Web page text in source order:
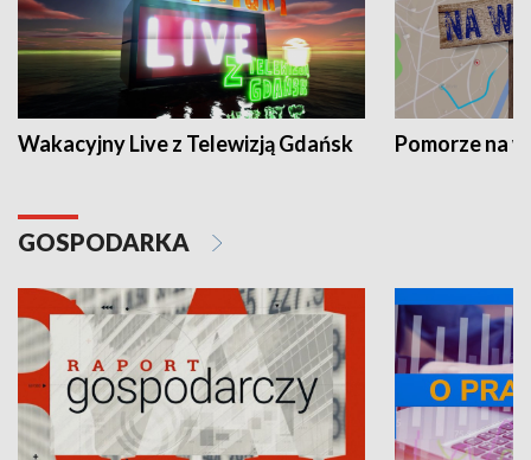
Wakacyjny Live z Telewizją Gdańsk Pomorze na
GOSPODARKA